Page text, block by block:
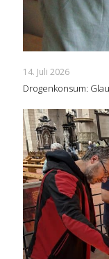
14. Juli 2026
Drogenkonsum: